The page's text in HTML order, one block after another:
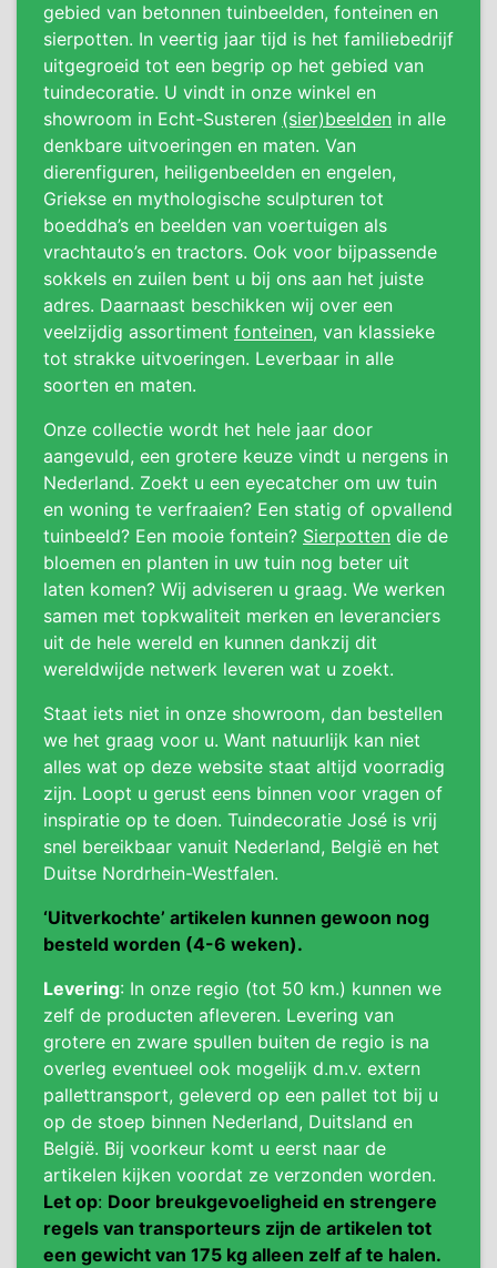
gebied van betonnen tuinbeelden, fonteinen en
sierpotten. In veertig jaar tijd is het familiebedrijf
uitgegroeid tot een begrip op het gebied van
tuindecoratie. U vindt in onze winkel en
showroom in Echt-Susteren (sier)beelden in alle
denkbare uitvoeringen en maten. Van
dierenfiguren, heiligenbeelden en engelen,
Griekse en mythologische sculpturen tot
boeddha’s en beelden van voertuigen als
vrachtauto’s en tractors. Ook voor bijpassende
sokkels en zuilen bent u bij ons aan het juiste
adres. Daarnaast beschikken wij over een
veelzijdig assortiment fonteinen, van klassieke
tot strakke uitvoeringen. Leverbaar in alle
soorten en maten.
Onze collectie wordt het hele jaar door
aangevuld, een grotere keuze vindt u nergens in
Nederland. Zoekt u een eyecatcher om uw tuin
en woning te verfraaien? Een statig of opvallend
tuinbeeld? Een mooie fontein? Sierpotten die de
bloemen en planten in uw tuin nog beter uit
laten komen? Wij adviseren u graag. We werken
samen met topkwaliteit merken en leveranciers
uit de hele wereld en kunnen dankzij dit
wereldwijde netwerk leveren wat u zoekt.
Staat iets niet in onze showroom, dan bestellen
we het graag voor u. Want natuurlijk kan niet
alles wat op deze website staat altijd voorradig
zijn. Loopt u gerust eens binnen voor vragen of
inspiratie op te doen. Tuindecoratie José is vrij
snel bereikbaar vanuit Nederland, België en het
Duitse Nordrhein-Westfalen.
‘Uitverkochte’ artikelen kunnen gewoon nog
besteld worden (4-6 weken).
Levering: In onze regio (tot 50 km.) kunnen we
zelf de producten afleveren. Levering van
grotere en zware spullen buiten de regio is na
overleg eventueel ook mogelijk d.m.v. extern
pallettransport, geleverd op een pallet tot bij u
op de stoep binnen Nederland, Duitsland en
België. Bij voorkeur komt u eerst naar de
artikelen kijken voordat ze verzonden worden.
Let op: Door breukgevoeligheid en strengere
regels van transporteurs zijn de artikelen tot
een gewicht van 175 kg alleen zelf af te halen.